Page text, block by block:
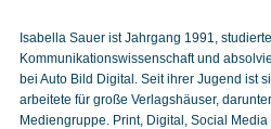
Isabella Sauer ist Jahrgang 1991,
Kommunikationswissenschaft und
bei Auto Bild Digital. Seit ihrer Jugend ist
arbeitete für große Verlagshäuser,
Mediengruppe. Print, Digital, Social